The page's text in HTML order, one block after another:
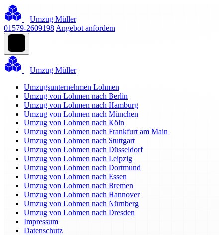
Umzug Müller
01579-2609198 Angebot anfordern
Umzug Müller
Umzugsunternehmen Lohmen
Umzug von Lohmen nach Berlin
Umzug von Lohmen nach Hamburg
Umzug von Lohmen nach München
Umzug von Lohmen nach Köln
Umzug von Lohmen nach Frankfurt am Main
Umzug von Lohmen nach Stuttgart
Umzug von Lohmen nach Düsseldorf
Umzug von Lohmen nach Leipzig
Umzug von Lohmen nach Dortmund
Umzug von Lohmen nach Essen
Umzug von Lohmen nach Bremen
Umzug von Lohmen nach Hannover
Umzug von Lohmen nach Nürnberg
Umzug von Lohmen nach Dresden
Impressum
Datenschutz